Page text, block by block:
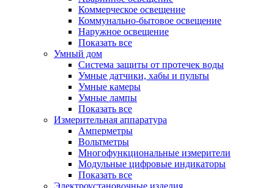
Коммерческое освещение
Коммунально-бытовое освещение
Наружное освещение
Показать все
Умный дом
Система защиты от протечек воды
Умные датчики, хабы и пульты
Умные камеры
Умные лампы
Показать все
Измерительная аппаратура
Амперметры
Вольтметры
Многофункциональные измерители
Модульные цифровые индикаторы
Показать все
Электроустановочные изделия